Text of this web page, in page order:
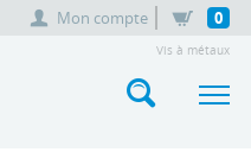
Mon compte 0
Vis à métaux